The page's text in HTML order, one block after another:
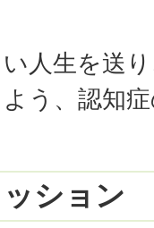
人生を送
う、認知
ション